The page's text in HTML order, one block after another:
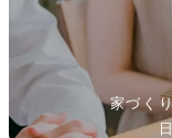
家づく